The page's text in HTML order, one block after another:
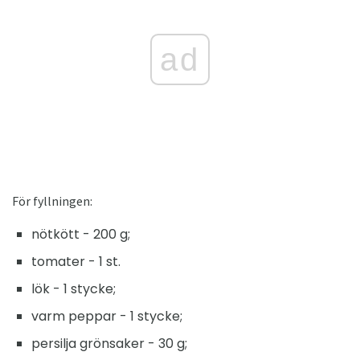
ad
För fyllningen:
nötkött - 200 g;
tomater - 1 st.
lök - 1 stycke;
varm peppar - 1 stycke;
persilja grönsaker - 30 g;